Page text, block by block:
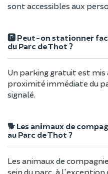
sont accessibles aux
🅿️ Peut-on stationner
du Parc de Thot ?
Un parking gratuit est mis
proximité immédiate du
signalé.
🐕 Les animaux de
au Parc de Thot ?
Les animaux de
sein du parc, à l'exception